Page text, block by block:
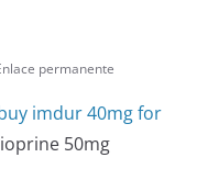
permanente
imdur 40mg for
50mg